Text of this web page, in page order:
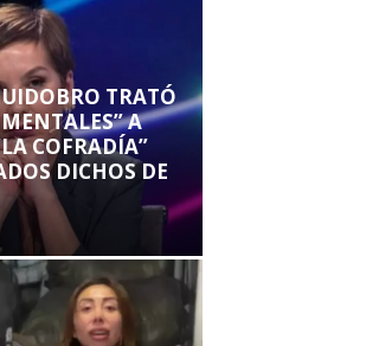
TRATÓ
A
COFRADÍA”
DICHOS DE